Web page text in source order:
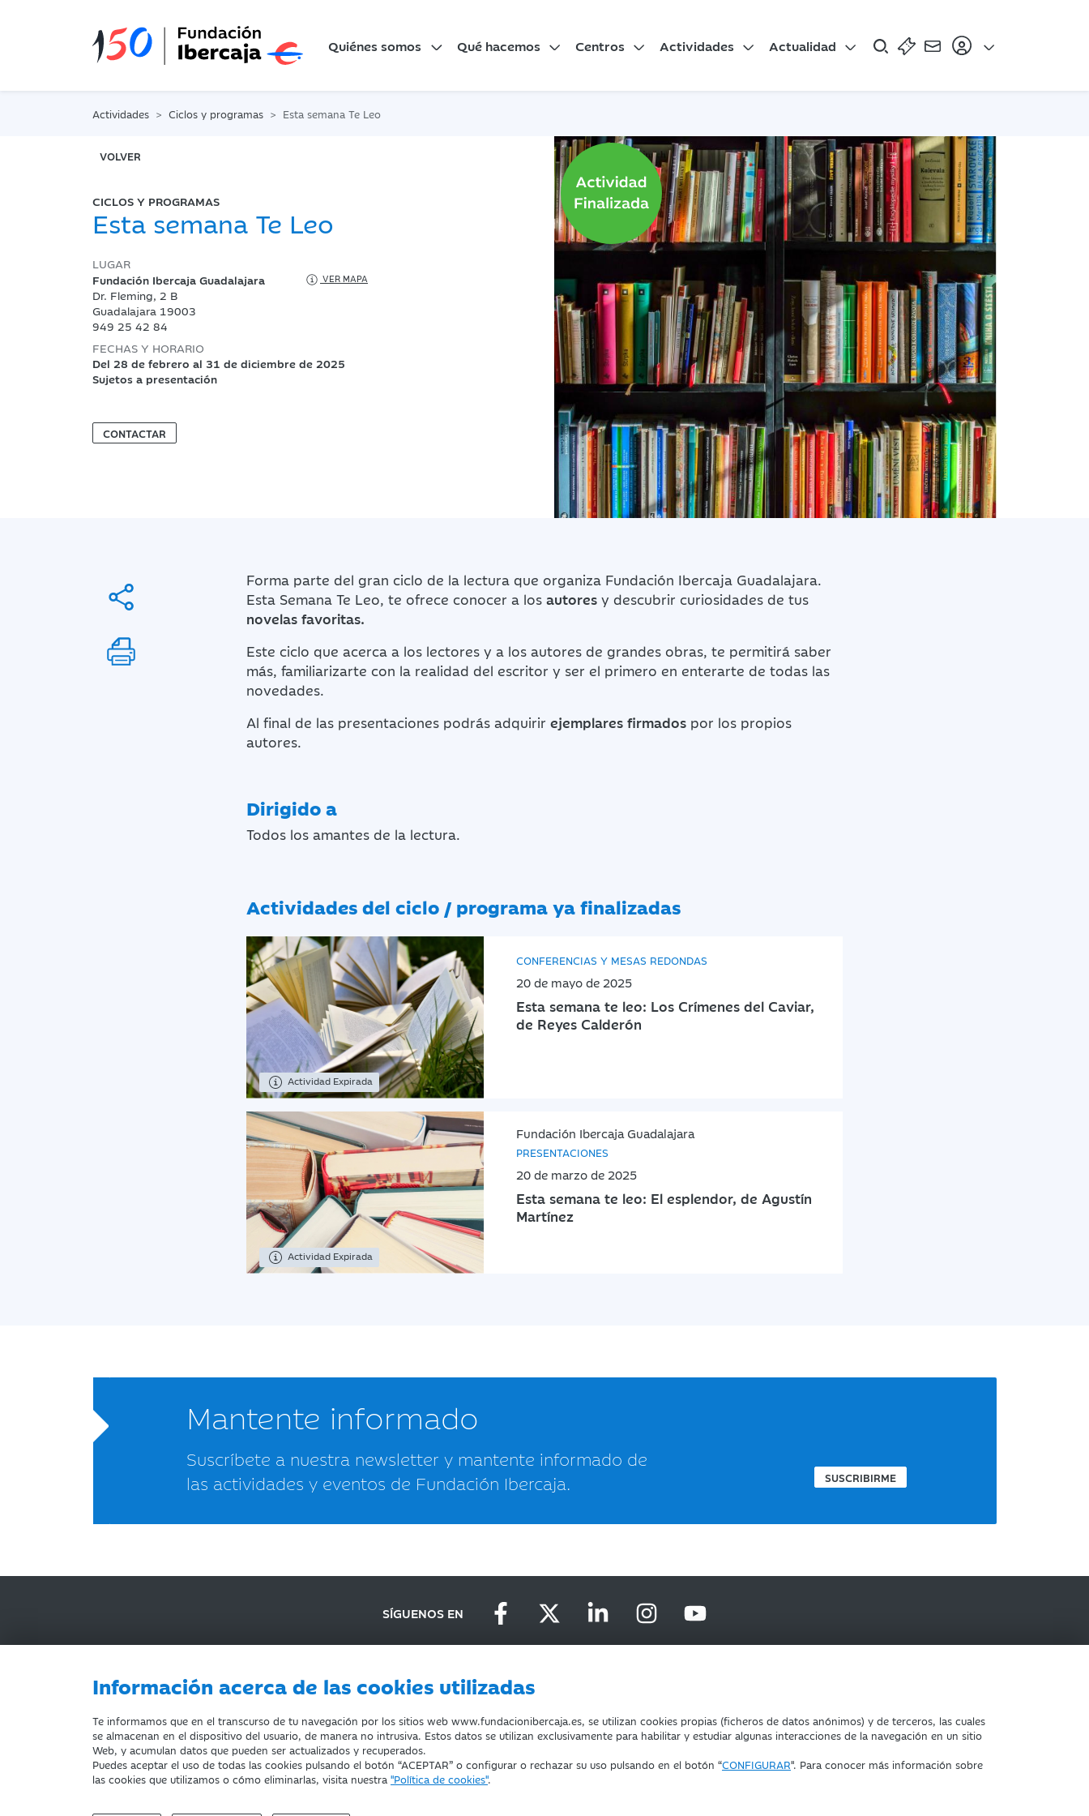
Información acerca de las cookies utilizadas
Te informamos que en el transcurso de tu navegación por los sitios web www.fundacionibercaja.es, se utilizan cookies propias (ficheros de datos anónimos) y de terceros, las cuales
se almacenan en el dispositivo del usuario, de manera no intrusiva. Estos datos se utilizan exclusivamente para habilitar y estudiar algunas interacciones de la navegación en un sitio
Web, y acumulan datos que pueden ser actualizados y recuperados.
Puedes aceptar el uso de todas las cookies pulsando el botón “ACEPTAR” o configurar o rechazar su uso pulsando en el botón “CONFIGURAR". Para conocer más información sobre
las cookies que utilizamos o cómo eliminarlas, visita nuestra "Política de cookies".
Quiénes somos Qué hacemos Centros Actividades Actualidad
Actividades Ciclos y programas Esta semana Te Leo
VOLVER
CICLOS Y PROGRAMAS
Esta semana Te Leo
LUGAR
Fundación Ibercaja Guadalajara
VER MAPA
Dr. Fleming, 2 B
Guadalajara 19003
949 25 42 84
FECHAS Y HORARIO
Del 28 de febrero al 31 de diciembre de 2025
Sujetos a presentación
CONTACTAR
Forma parte del gran ciclo de la lectura que organiza Fundación Ibercaja Guadalajara.
Esta Semana Te Leo, te ofrece conocer a los autores y descubrir curiosidades de tus
novelas favoritas.
Este ciclo que acerca a los lectores y a los autores de grandes obras, te permitirá saber
más, familiarizarte con la realidad del escritor y ser el primero en enterarte de todas las
novedades.
Al final de las presentaciones podrás adquirir ejemplares firmados por los propios
autores.
Dirigido a
Todos los amantes de la lectura.
Actividades del ciclo / programa ya finalizadas
Actividad Expirada
CONFERENCIAS Y MESAS REDONDAS
20 de mayo de 2025
Esta semana te leo: Los Crímenes del Caviar,
de Reyes Calderón
Actividad Expirada
Fundación Ibercaja Guadalajara
PRESENTACIONES
20 de marzo de 2025
Esta semana te leo: El esplendor, de Agustín
Martínez
Mantente informado
Suscríbete a nuestra newsletter y mantente informado de
las actividades y eventos de Fundación Ibercaja.
SUSCRIBIRME
SÍGUENOS EN
AVISO LEGAL ACCESIBILIDAD PRIVACIDAD DEVOLUCIONES COOKIES
Fundación Bancaria Ibercaja. C.I.F. G-50000652.